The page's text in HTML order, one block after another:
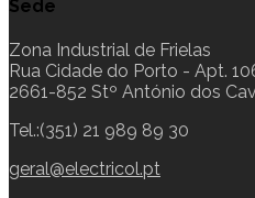
Sede
Zona Industrial de Frielas
Rua Cidade do Porto - Apt.
2661-852 Stº António dos
Tel.:(351) 21 989 89 30
geral@electricol.pt